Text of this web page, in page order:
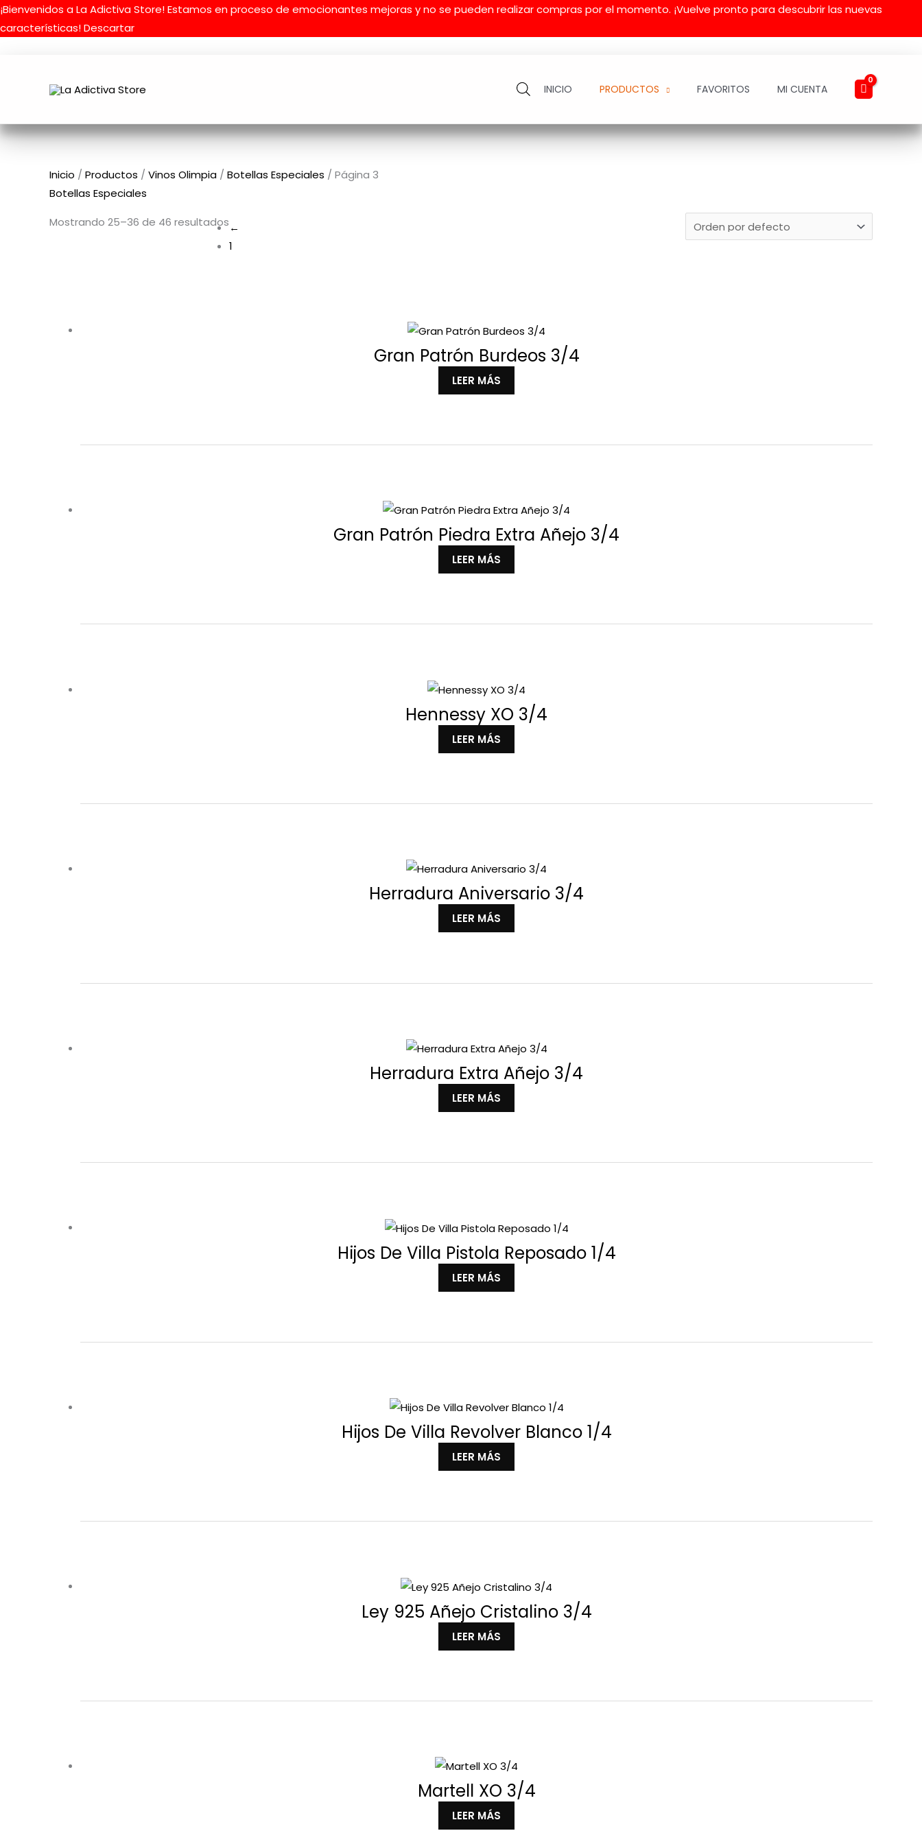
¡Bienvenidos a La Adictiva Store! Estamos en proceso de emocionantes mejoras y no se pueden realizar compras por el momento. ¡Vuelve pronto para descubrir las nuevas
características!Descartar
Ir
al
INICIO PRODUCTOS FAVORITOS MI CUENTA
Inicio / Productos / Vinos Olimpia / Botellas Especiales / Página 3
Botellas Especiales
Mostrando 25–36 de 46 resultados
Gran Patrón Burdeos 3/4
LEER MÁS
Gran Patrón Piedra Extra Añejo 3/4
LEER MÁS
Hennessy XO 3/4
LEER MÁS
Herradura Aniversario 3/4
LEER MÁS
Herradura Extra Añejo 3/4
LEER MÁS
Hijos De Villa Pistola Reposado 1/4
LEER MÁS
Hijos De Villa Revolver Blanco 1/4
LEER MÁS
Ley 925 Añejo Cristalino 3/4
LEER MÁS
Martell XO 3/4
LEER MÁS
←
1